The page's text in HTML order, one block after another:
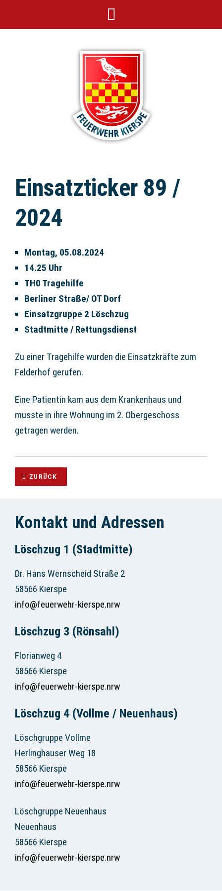
Einsatzticker 89 /
2024
Montag, 05.08.2024
14.25 Uhr
TH0 Tragehilfe
Berliner Straße/ OT Dorf
Einsatzgruppe 2 Löschzug
Stadtmitte / Rettungsdienst
Zu einer Tragehilfe wurden die Einsatzkräfte zum
Felderhof gerufen.
Eine Patientin kam aus dem Krankenhaus und
musste in ihre Wohnung im 2. Obergeschoss
getragen werden.
ZURÜCK
Kontakt und Adressen
Löschzug 1 (Stadtmitte)
Dr. Hans Wernscheid Straße 2
58566 Kierspe
info@feuerwehr-kierspe.nrw
Löschzug 3 (Rönsahl)
Florianweg 4
58566 Kierspe
info@feuerwehr-kierspe.nrw
Löschzug 4 (Vollme / Neuenhaus)
Löschgruppe Vollme
Herlinghauser Weg 18
58566 Kierspe
info@feuerwehr-kierspe.nrw
Löschgruppe Neuenhaus
Neuenhaus
58566 Kierspe
info@feuerwehr-kierspe.nrw